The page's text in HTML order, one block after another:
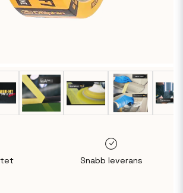
Snabb leverans